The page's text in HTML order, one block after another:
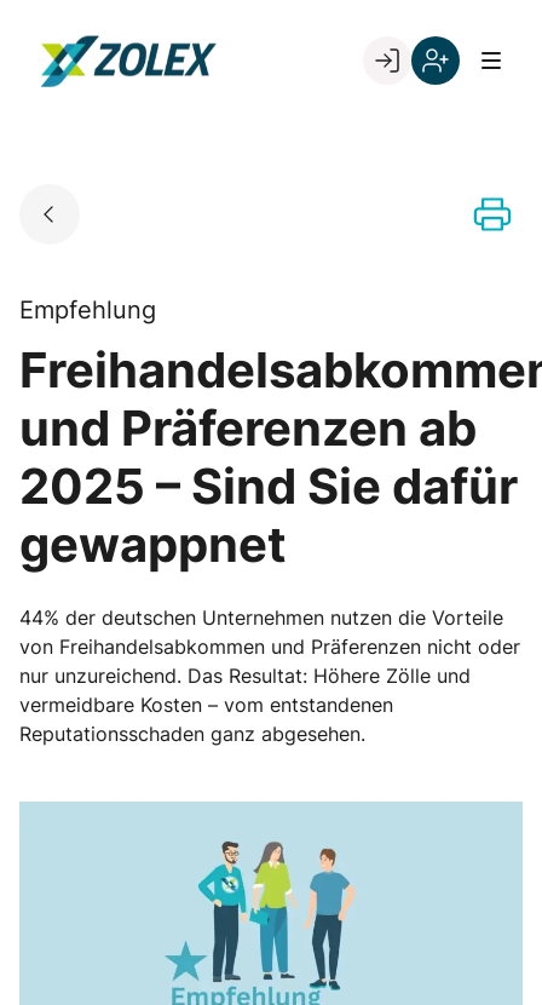
content
Go to landing page.
Empfehlung
und Präferenzen ab
2025 – Sind Sie dafür
gewappnet
44% der deutschen Unternehmen nutzen die Vorteile
von Freihandelsabkommen und Präferenzen nicht oder
nur unzureichend. Das Resultat: Höhere Zölle und
vermeidbare Kosten – vom entstandenen
Reputationsschaden ganz abgesehen.